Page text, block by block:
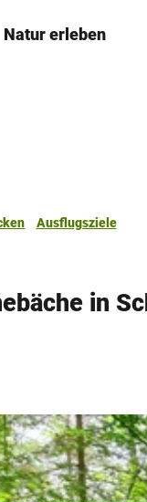
Natur erleben
Ausflugsziele
in